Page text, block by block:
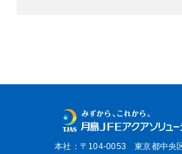
本社：〒104-0053東京都中央